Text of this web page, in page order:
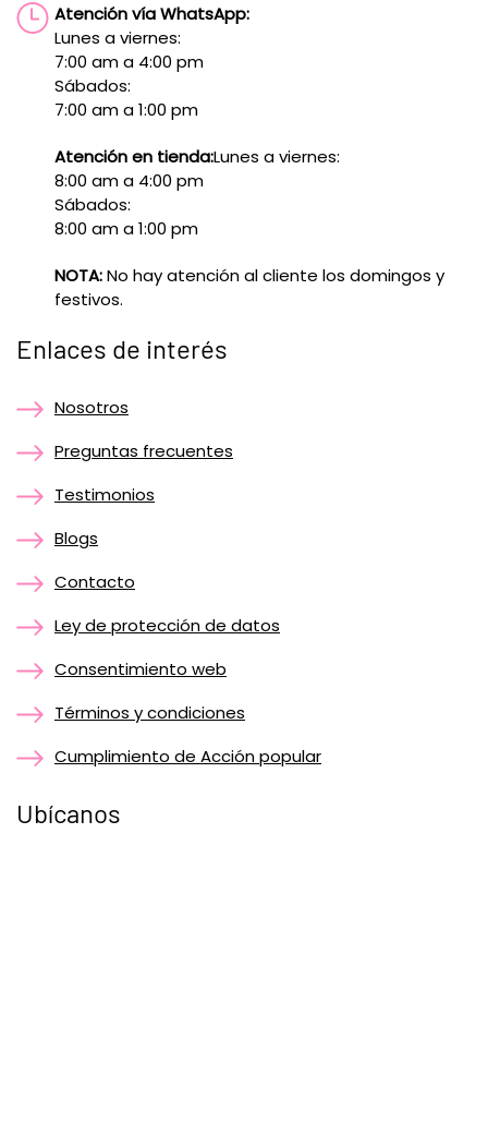
Atención vía WhatsApp:
Lunes a viernes:
7:00 am a 4:00 pm
Sábados:
7:00 am a 1:00 pm
Atención en tienda:Lunes a viernes:
8:00 am a 4:00 pm
Sábados:
8:00 am a 1:00 pm
NOTA:No hay atención al cliente los domingos y
festivos.
Enlaces de interés
Nosotros
Preguntas frecuentes
Testimonios
Blogs
Contacto
Ley de protección de datos
Consentimiento web
Términos y condiciones
Cumplimiento de Acción popular
Ubícanos